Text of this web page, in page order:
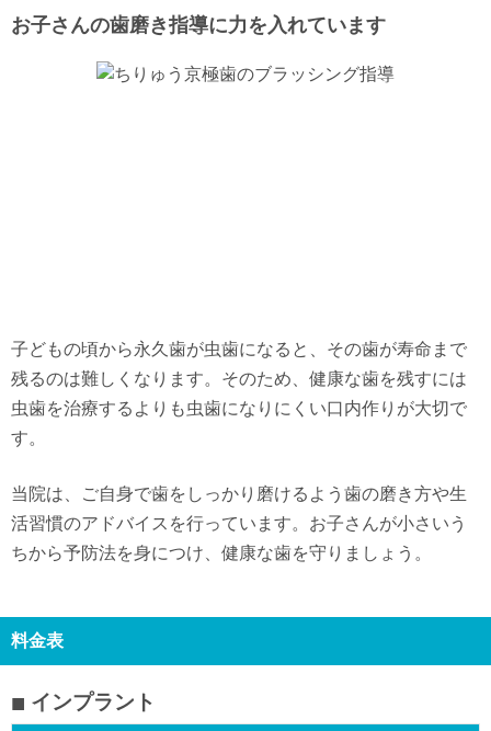
お子さんの歯磨き指導に力を入れています
子どもの頃から永久歯が虫歯になると、その歯が寿命まで
残るのは難しくなります。そのため、健康な歯を残すには
虫歯を治療するよりも虫歯になりにくい口内作りが大切で
す。
当院は、ご自身で歯をしっかり磨けるよう歯の磨き方や生
活習慣のアドバイスを行っています。お子さんが小さいう
ちから予防法を身につけ、健康な歯を守りましょう。
料金表
インプラント